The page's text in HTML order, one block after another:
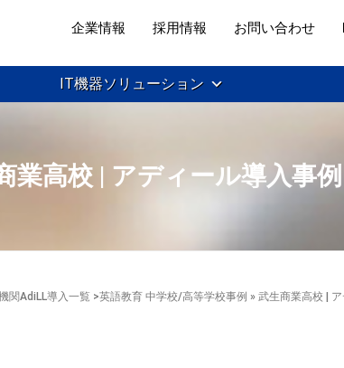
企業情報 採用情報 お問い合わせ
IT機器ソリューション
業高校 | アディール導入事例
関AdiLL導入一覧 >英語教育 中学校/高等学校事例 » 武生商業高校 |